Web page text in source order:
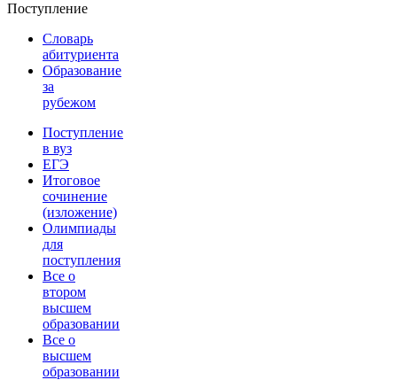
Поступление
Словарь
абитуриента
Образование
за
рубежом
Поступление
в вуз
ЕГЭ
Итоговое
сочинение
(изложение)
Олимпиады
для
поступления
Все о
втором
высшем
образовании
Все о
высшем
образовании